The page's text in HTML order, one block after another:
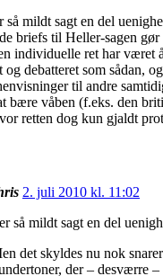
så mildt sagt en del
briefs til Heller-sagen
individuelle ret har været
og debatteret som sådan,
til andre
bære våben (f.eks. den
retten dog kun gjaldt
2. juli 2010 kl. 11:02
så mildt sagt en del
det skyldes nu nok
der – desværre –